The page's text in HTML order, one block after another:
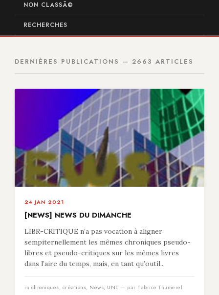
NON CLASSÃ©
RECHERCHES
DERNIÈRES PUBLICATIONS — 2663 ARTICLES
24 JAN 2021
[NEWS] NEWS DU DIMANCHE
LIBR-CRITIQUE n’a pas vocation à aligner
sempiternellement les mêmes chroniques pseudo-
libres et pseudo-critiques sur les mêmes livres
dans l’aire du temps, mais, en tant qu’outil...
in chroniques, créations, News, UNE — par Fabrice Thumerel